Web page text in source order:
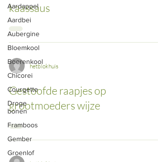
Aardappel
Aardbei
Aubergine
Bloemkool
Boerenkool
Chicorei
Courgette
Droge
bonen
Framboos
Gember
Groenlof
kaassaus
hetblokhuis
Gestoofde raapjes op
grootmoeders wijze